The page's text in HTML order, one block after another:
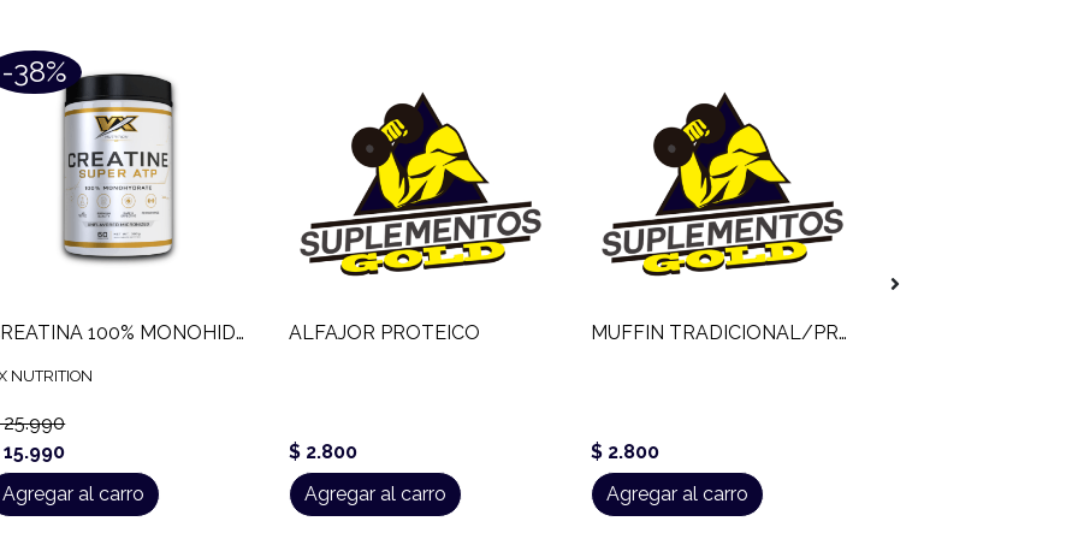
-38%
CREATINA 100% MONOHIDRATADA VX NUTRITION (300 GR)
NUTRITION
25.990
Agregar al carro
ALFAJOR PROTEICO
$ 2.800
Agregar al carro
MUFFIN TRADICIONAL/PROTEICO 110 GR
$ 2.800
Agregar al carro